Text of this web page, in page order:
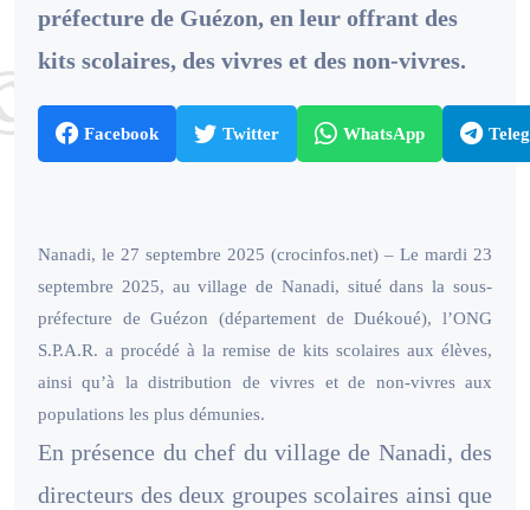
préfecture de Guézon, en leur offrant des
kits scolaires, des vivres et des non-vivres.
Facebook Twitter WhatsApp
Nanadi, le 27 septembre 2025 (crocinfos.net) – Le mardi 23
septembre 2025, au village de Nanadi, situé dans la sous-
préfecture de Guézon (département de Duékoué), l’ONG
S.P.A.R. a procédé à la remise de kits scolaires aux élèves,
ainsi qu’à la distribution de vivres et de non-vivres aux
populations les plus démunies.
En présence du chef du village de Nanadi, des
directeurs des deux groupes scolaires ainsi que